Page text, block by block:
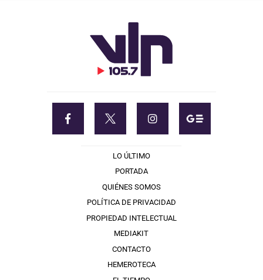
LO ÚLTIMO
PORTADA
QUIÉNES SOMOS
POLÍTICA DE PRIVACIDAD
PROPIEDAD INTELECTUAL
MEDIAKIT
CONTACTO
HEMEROTECA